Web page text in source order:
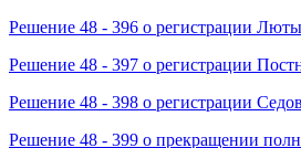
Решение 48 - 396 о регистрации
Решение 48 - 397 о регистрации
Решение 48 - 398 о регистрации
Решение 48 - 399 о прекращении